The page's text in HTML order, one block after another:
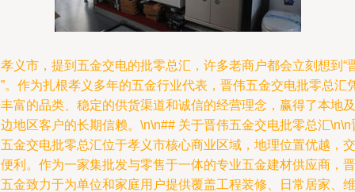
义市，提到五金交电的批零总汇，许多老商户都会立刻想到“
。作为扎根孝义多年的五金行业代表，晋伟五金交电批零总汇
富的品类、稳定的供货渠道和诚信的经营理念，赢得了本地及
地区客户的长期信赖。\n\n## 关于晋伟五金交电批零总汇\n\n
金交电批零总汇位于孝义市核心商业区域，地理位置优越，交
利。作为一家集批发与零售于一体的专业五金建材供应商，晋
金致力于为单位和家庭用户提供覆盖工程装修、日常居家、维